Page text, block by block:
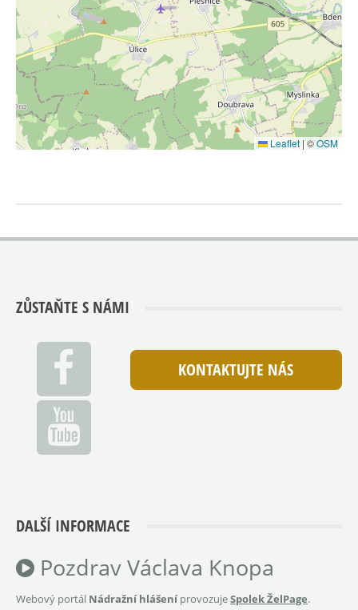
Leaflet | ©OSM
ZŮSTAŇTE S NÁMI
KONTAKTUJTE NÁS
DALŠÍ INFORMACE
Pozdrav Václava Knopa
Webový portál Nádražní hlášeníprovozujeSpolek ŽelPage.